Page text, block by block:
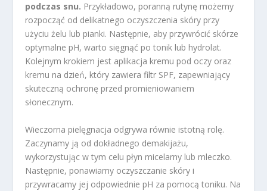
podczas snu. Przykładowo, poranną rutynę możemy
rozpocząć od delikatnego oczyszczenia skóry przy
użyciu żelu lub pianki. Następnie, aby przywrócić skórze
optymalne pH, warto sięgnąć po tonik lub hydrolat.
Kolejnym krokiem jest aplikacja kremu pod oczy oraz
kremu na dzień, który zawiera filtr SPF, zapewniający
skuteczną ochronę przed promieniowaniem
słonecznym.
Wieczorna pielęgnacja odgrywa równie istotną rolę.
Zaczynamy ją od dokładnego demakijażu,
wykorzystując w tym celu płyn micelarny lub mleczko.
Następnie, ponawiamy oczyszczanie skóry i
przywracamy jej odpowiednie pH za pomocą toniku. Na